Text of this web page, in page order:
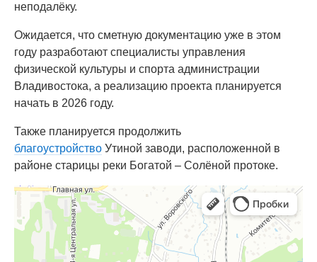
неподалёку.
Ожидается, что сметную документацию уже в этом
году разработают специалисты управления
физической культуры и спорта администрации
Владивостока, а реализацию проекта планируется
начать в 2026 году.
Также планируется продолжить
благоустройство Утиной заводи, расположенной в
районе старицы реки Богатой – Солёной протоке.